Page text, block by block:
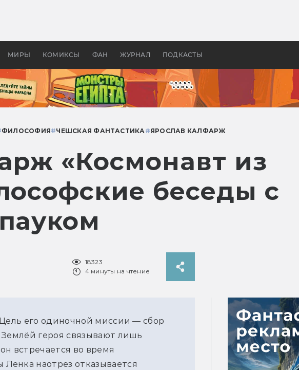
МИРЫ КОМИКСЫ ФАН ЖУРНАЛ ПОДКАСТЫ
колец»
Древней Грецией
ФИЛОСОФИЯ#ЧЕШСКАЯ ФАНТАСТИКА#ЯРОСЛАВ КАЛФАРЖ
«Космонавт из
беседы с
18323
4 минуты на чтение
его одиночной миссии — сбор
героя связывают лишь
встречается во время
наотрез отказывается